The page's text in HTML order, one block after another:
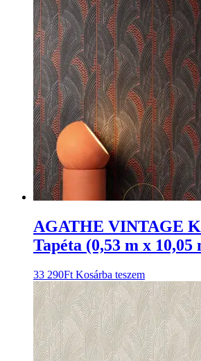
AGATHE VINTAGE
Tapéta (0,53 m x 10,05
33 290Ft Kosárba teszem